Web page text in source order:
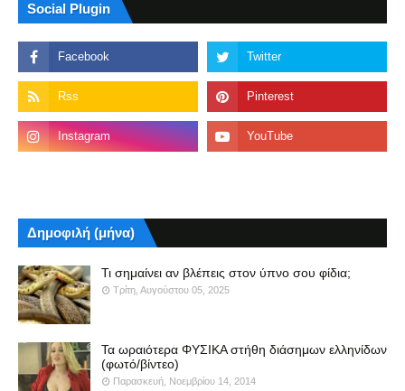
Social Plugin
Δημοφιλή (μήνα)
Τι σημαίνει αν βλέπεις στον ύπνο σου φίδια;
Τρίτη, Αυγούστου 05, 2025
Τα ωραιότερα ΦΥΣΙΚΑ στήθη διάσημων ελληνίδων
(φωτό/βίντεο)
Παρασκευή, Νοεμβρίου 14, 2014